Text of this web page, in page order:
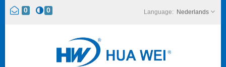
0 0 Nederlands